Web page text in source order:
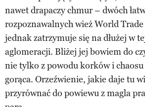
nawet drapaczy chmur – dwóch
rozpoznawalnych wież World
jednak zatrzymuje się na dłużej w
aglomeracji. Bliżej jej bowiem do
nie tylko z powodu korków i
gorąca. Orzeźwienie, jakie daje tu
przyrównać do powiewu z magla